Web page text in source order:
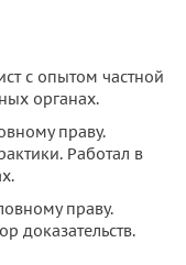
с опытом частной
органах.
праву.
Работал в
праву.
доказательств.